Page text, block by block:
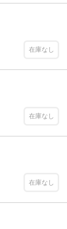
在庫なし
在庫なし
在庫なし